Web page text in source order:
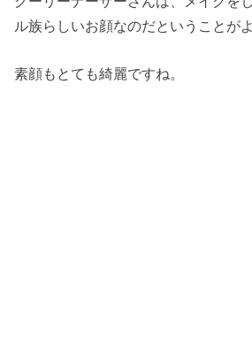
ル族らしいお顔なのだということが
素顔もとても綺麗ですね。